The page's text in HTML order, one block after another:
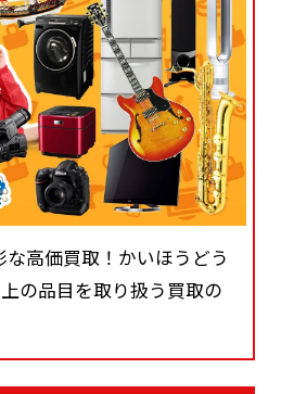
な高価買取！かいほうどう
の品目を取り扱う買取の